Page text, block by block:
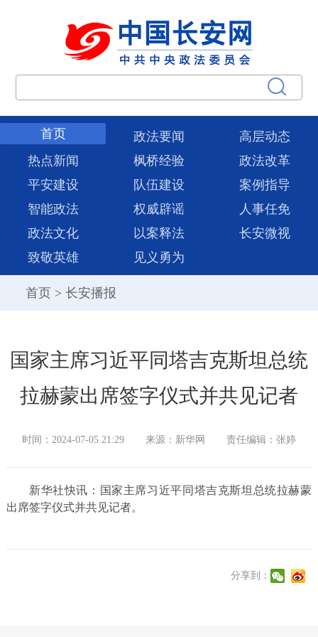
首页 政法要闻
高层动态
热点新闻
枫桥经验
政法改革
平安建设
队伍建设
案例指导
智能政法
权威辟谣
人事任免
政法文化
以案释法
长安微视
致敬英雄
见义勇为
首页 > 长安播报
国家主席习近平同塔吉克斯坦总统
拉赫蒙出席签字仪式并共见记者
时间：2024-07-05 21:29 来源：新华网 责任编辑：张婷
新华社快讯：国家主席习近平同塔吉克斯坦总统拉赫蒙
出席签字仪式并共见记者。
分享到：